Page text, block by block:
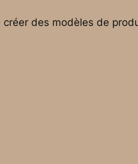
créer des modèles de